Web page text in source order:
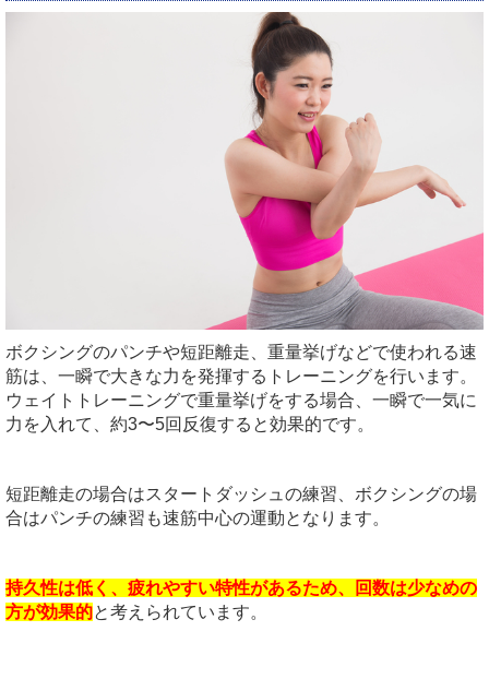
ボクシングのパンチや短距離走、重量挙げなどで使われる速
筋は、一瞬で大きな力を発揮するトレーニングを行います。
ウェイトトレーニングで重量挙げをする場合、一瞬で一気に
力を入れて、約3〜5回反復すると効果的です。
短距離走の場合はスタートダッシュの練習、ボクシングの場
合はパンチの練習も速筋中心の運動となります。
持久性は低く、疲れやすい特性があるため、回数は少なめの
方が効果的と考えられています。